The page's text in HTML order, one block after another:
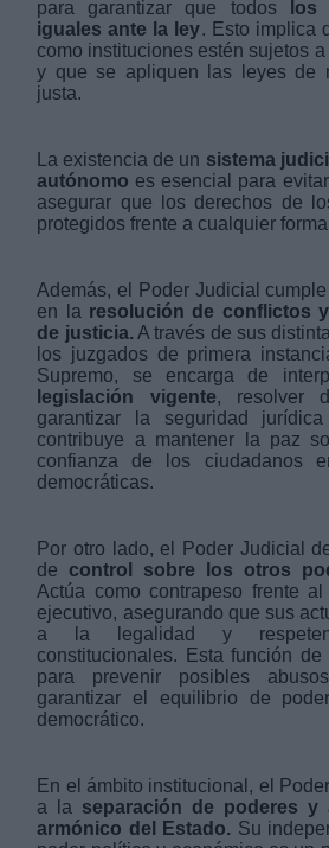
para garantizar que todos
los
iguales ante la ley. Esto implica
como instituciones estén sujetos
y que se apliquen las leyes de
justa.
La existencia de un sistema
autónomo es esencial para
asegurar que los derechos de
protegidos frente a cualquier
Además, el Poder Judicial
en la resolución de conflictos
de justicia. A través de sus
los juzgados de primera
Supremo, se encarga de
legislación vigente, resolver
garantizar la seguridad
contribuye a mantener la paz
confianza de los ciudadanos
democráticas.
Por otro lado, el Poder Judicial
de control sobre los otros
Actúa como contrapeso frente
ejecutivo, asegurando que sus
a la legalidad y
constitucionales. Esta función de
para prevenir posibles
garantizar el equilibrio de
democrático.
En el ámbito institucional, el
a la separación de poderes y
armónico del Estado. Su